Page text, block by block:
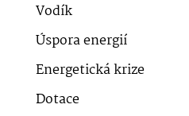
Vodík
Úspora energií
Energetická krize
Dotace